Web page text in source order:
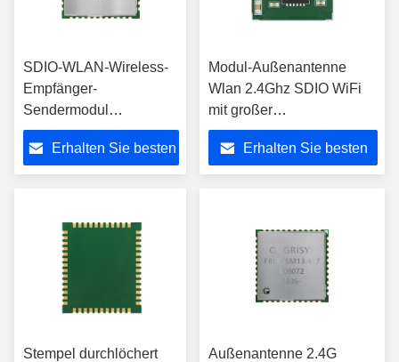
SDIO-WLAN-Wireless-
Empfänger-
Sendermodul
RTL8189FTV 2,4 GHz
KCCErhalten Sie besten
Modul-Außenantenne
Wlan 2.4Ghz SDIO WiFi
mit großer
funktionierender Temp-
StreckeErhalten Sie besten
Stempel durchlöchert
Außenantenne 2.4G